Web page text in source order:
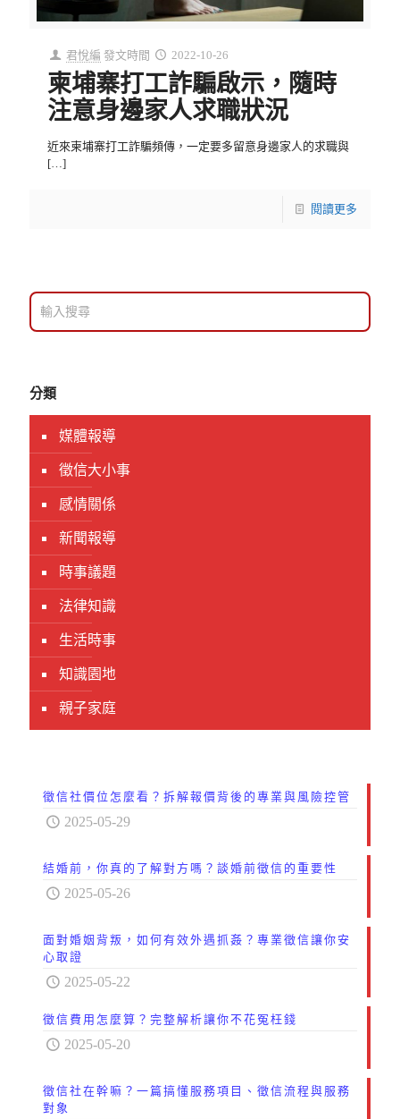
君悅編 發文時間 2022-10-26
柬埔寨打工詐騙啟示，隨時
注意身邊家人求職狀況
近來柬埔寨打工詐騙頻傳，一定要多留意身邊家人的求職與
[…]
閱讀更多
分類
媒體報導
徵信大小事
感情關係
新聞報導
時事議題
法律知識
生活時事
知識園地
親子家庭
徵信社價位怎麼看？拆解報價背後的專業與風險控管
2025-05-29
結婚前，你真的了解對方嗎？談婚前徵信的重要性
2025-05-26
面對婚姻背叛，如何有效外遇抓姦？專業徵信讓你安
心取證
2025-05-22
徵信費用怎麼算？完整解析讓你不花冤枉錢
2025-05-20
徵信社在幹嘛？一篇搞懂服務項目、徵信流程與服務
對象